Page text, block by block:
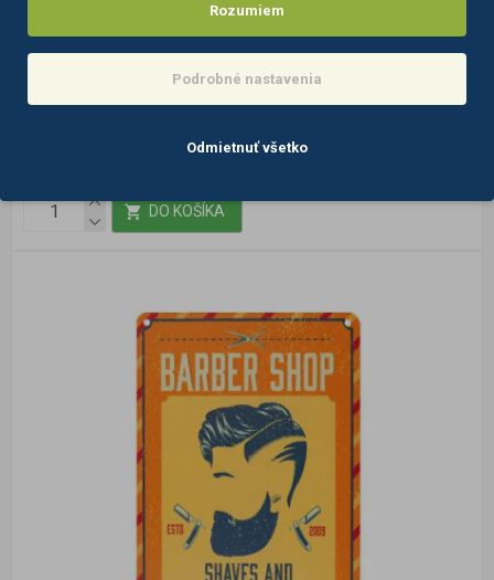
Ceduľa Barbershop B 060
Ceduľa Barbershop B 060 Quality service je vyrobená z tenkého
hliníkového plechu s grafikou aplikovanou pomocou pokročilej
sublimačnej metódy. Použit..
DO KOŠÍKA
Rozumiem
Podrobné nastavenia
Odmietnuť všetko